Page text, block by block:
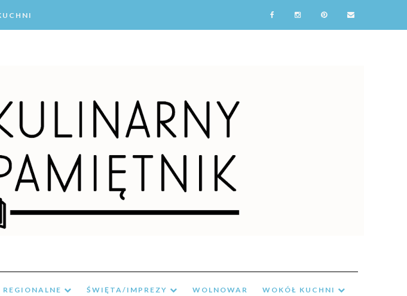
REGIONALNE ŚWIĘTA/IMPREZY WOLNOWAR WOKÓŁ KUCHNI